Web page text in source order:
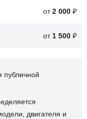
от2 000 ₽
от 1 500 ₽
публичной
двигателя и